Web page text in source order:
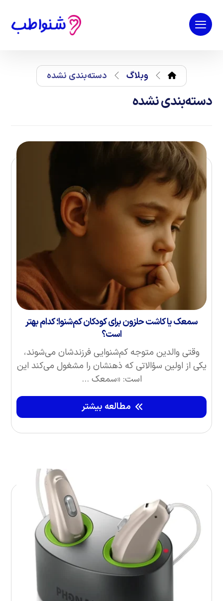
وبلاگ دسته‌بندی نشده
دسته‌بندی نشده
سمعک یا کاشت حلزون برای کودکان کم‌شنوا؛ کدام بهتر
است؟
وقتی والدین متوجه کم‌شنوایی فرزندشان می‌شوند،
یکی از اولین سؤالاتی که ذهنشان را مشغول می‌کند این
است: «سمعک ...
مطالعه بیشتر